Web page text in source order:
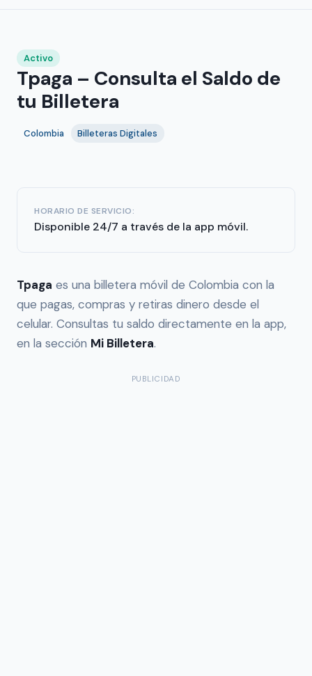
Activo
Tpaga – Consulta el Saldo de
tu Billetera
Colombia Billeteras Digitales
HORARIO DE SERVICIO:
Disponible 24/7 a través de la app móvil.
Tpaga es una billetera móvil de Colombia con la
que pagas, compras y retiras dinero desde el
celular. Consultas tu saldo directamente en la app,
en la sección Mi Billetera.
PUBLICIDAD